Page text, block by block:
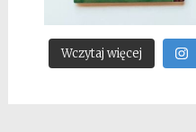
Wczytaj więcej